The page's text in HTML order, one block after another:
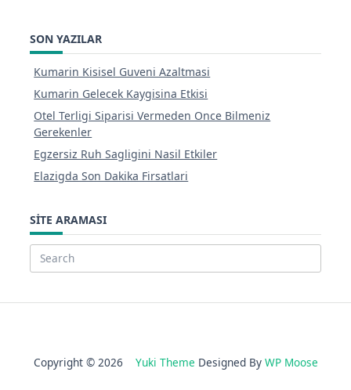
SON YAZILAR
Kumarin Kisisel Guveni Azaltmasi
Kumarin Gelecek Kaygisina Etkisi
Otel Terligi Siparisi Vermeden Once Bilmeniz
Gerekenler
Egzersiz Ruh Sagligini Nasil Etkiler
Elazigda Son Dakika Firsatlari
SITE ARAMASI
Search
Copyright © 2026 Yuki Theme Designed By WP Moose